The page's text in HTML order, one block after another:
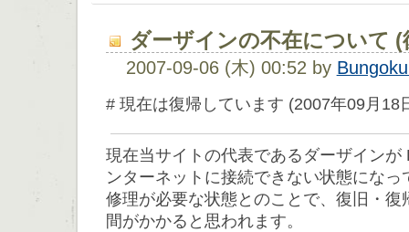
ダーザインの不在について (
2007-09-06 (木) 00:52 by
# 現在は復帰しています (2007年09月18
現在当サイトの代表であるダーザインが
ンターネットに接続できない状態になっ
修理が必要な状態とのことで、復旧・復
間がかかると思われます。